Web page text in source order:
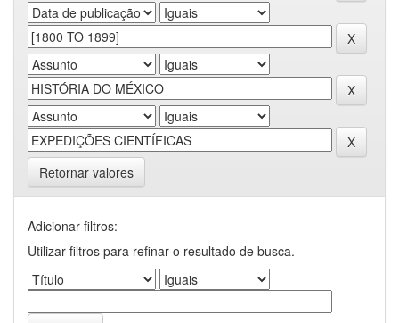
Retornar valores
Adicionar filtros:
Utilizar filtros para refinar o resultado de busca.